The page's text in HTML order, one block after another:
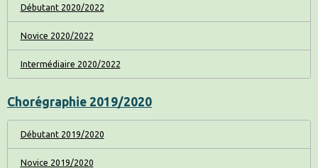
Débutant 2020/2022
Novice 2020/2022
Intermédiaire 2020/2022
Chorégraphie 2019/2020
Débutant 2019/2020
Novice 2019/2020